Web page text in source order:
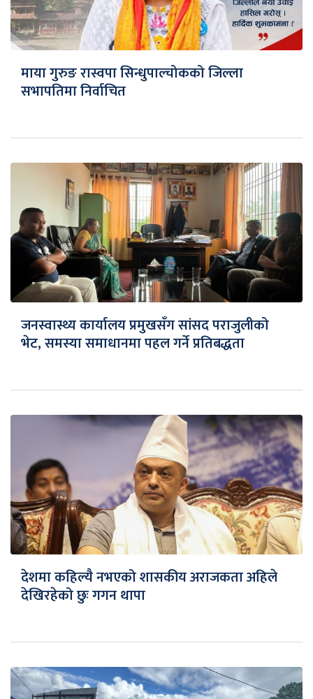
माया गुरुङ रास्वपा सिन्धुपाल्चोकको जिल्ला
सभापतिमा निर्वाचित
जनस्वास्थ्य कार्यालय प्रमुखसँग सांसद पराजुलीको
भेट, समस्या समाधानमा पहल गर्ने प्रतिबद्धता
देशमा कहिल्यै नभएको शासकीय अराजकता अहिले
देखिरहेको छुः गगन थापा